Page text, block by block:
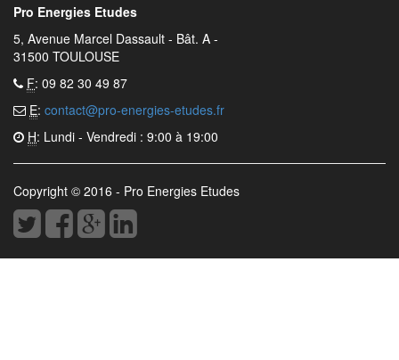
Pro Energies Etudes
5, Avenue Marcel Dassault - Bât. A -
31500 TOULOUSE
F: 09 82 30 49 87
E: contact@pro-energies-etudes.fr
H: Lundi - Vendredi : 9:00 à 19:00
Copyright © 2016 - Pro Energies Etudes